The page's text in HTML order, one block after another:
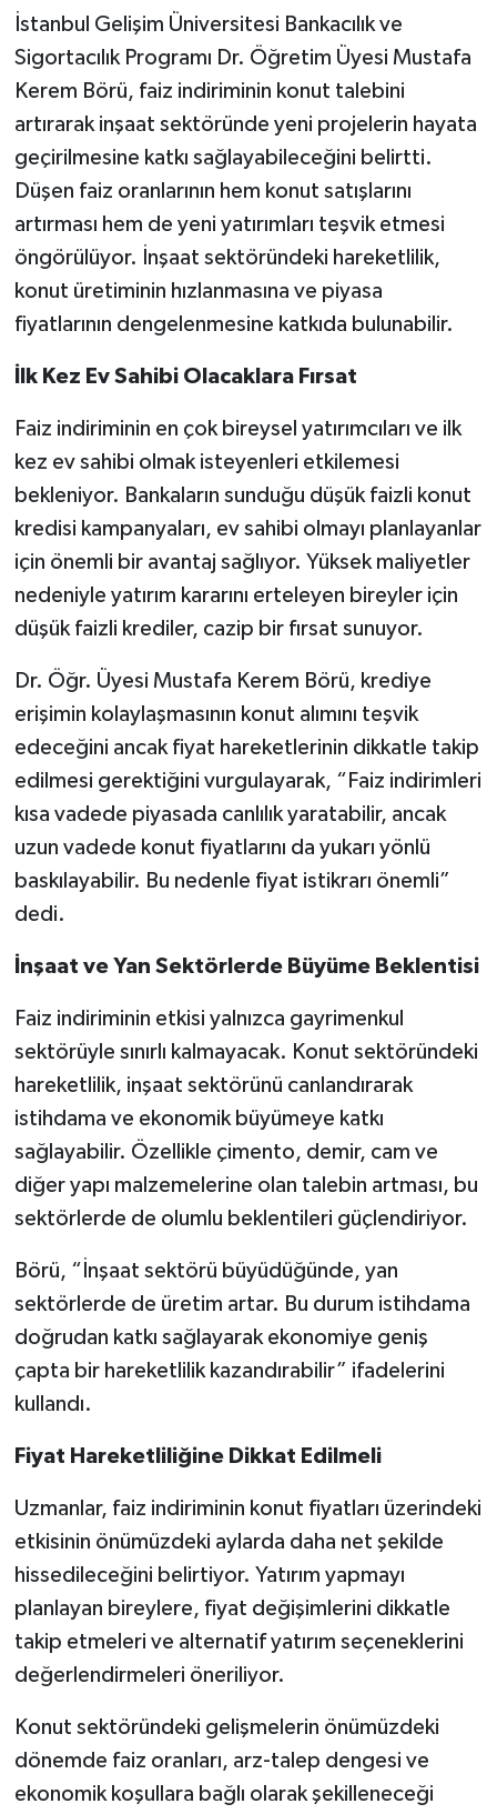
İstanbul Gelişim Üniversitesi Bankacılık ve
Sigortacılık Programı Dr. Öğretim Üyesi Mustafa
Kerem Börü, faiz indiriminin konut talebini
artırarak inşaat sektöründe yeni projelerin hayata
geçirilmesine katkı sağlayabileceğini belirtti.
Düşen faiz oranlarının hem konut satışlarını
artırması hem de yeni yatırımları teşvik etmesi
öngörülüyor. İnşaat sektöründeki hareketlilik,
konut üretiminin hızlanmasına ve piyasa
fiyatlarının dengelenmesine katkıda bulunabilir.
İlk Kez Ev Sahibi Olacaklara Fırsat
Faiz indiriminin en çok bireysel yatırımcıları ve ilk
kez ev sahibi olmak isteyenleri etkilemesi
bekleniyor. Bankaların sunduğu düşük faizli konut
kredisi kampanyaları, ev sahibi olmayı planlayanlar
için önemli bir avantaj sağlıyor. Yüksek maliyetler
nedeniyle yatırım kararını erteleyen bireyler için
düşük faizli krediler, cazip bir fırsat sunuyor.
Dr. Öğr. Üyesi Mustafa Kerem Börü, krediye
erişimin kolaylaşmasının konut alımını teşvik
edeceğini ancak fiyat hareketlerinin dikkatle takip
edilmesi gerektiğini vurgulayarak, “Faiz indirimleri
kısa vadede piyasada canlılık yaratabilir, ancak
uzun vadede konut fiyatlarını da yukarı yönlü
baskılayabilir. Bu nedenle fiyat istikrarı önemli”
dedi.
İnşaat ve Yan Sektörlerde Büyüme Beklentisi
Faiz indiriminin etkisi yalnızca gayrimenkul
sektörüyle sınırlı kalmayacak. Konut sektöründeki
hareketlilik, inşaat sektörünü canlandırarak
istihdama ve ekonomik büyümeye katkı
sağlayabilir. Özellikle çimento, demir, cam ve
diğer yapı malzemelerine olan talebin artması, bu
sektörlerde de olumlu beklentileri güçlendiriyor.
Börü, “İnşaat sektörü büyüdüğünde, yan
sektörlerde de üretim artar. Bu durum istihdama
doğrudan katkı sağlayarak ekonomiye geniş
çapta bir hareketlilik kazandırabilir” ifadelerini
kullandı.
Fiyat Hareketliliğine Dikkat Edilmeli
Uzmanlar, faiz indiriminin konut fiyatları üzerindeki
etkisinin önümüzdeki aylarda daha net şekilde
hissedileceğini belirtiyor. Yatırım yapmayı
planlayan bireylere, fiyat değişimlerini dikkatle
takip etmeleri ve alternatif yatırım seçeneklerini
değerlendirmeleri öneriliyor.
Konut sektöründeki gelişmelerin önümüzdeki
dönemde faiz oranları, arz-talep dengesi ve
ekonomik koşullara bağlı olarak şekilleneceği